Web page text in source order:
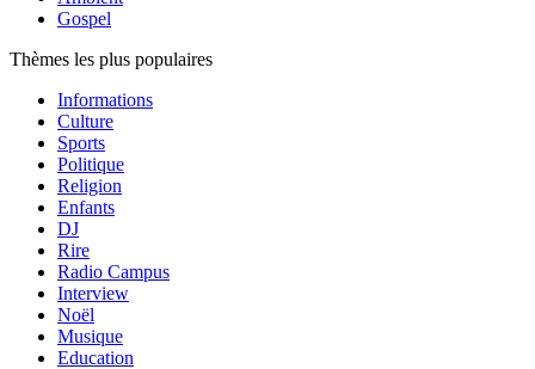
Gospel
Thèmes les plus populaires
Informations
Culture
Sports
Politique
Religion
Enfants
DJ
Rire
Radio Campus
Interview
Noël
Musique
Education